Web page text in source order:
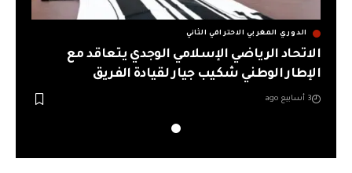
الدوري المغربي الاحترافي الثاني
الاتحاد الرياضي الإسلامي الوجدي يتعاقد مع
الإطار الوطني شكيب جيار لقيادة الفريق
3 أسابيع ago